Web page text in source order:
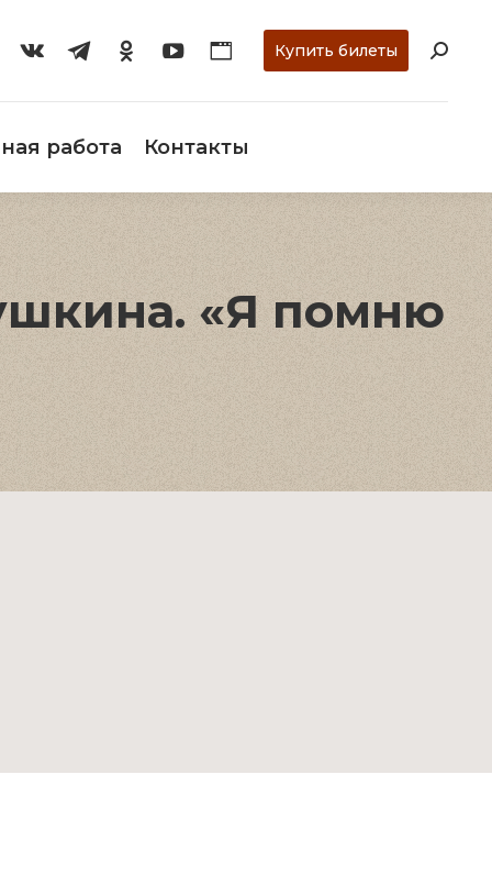
Купить билеты
работа Контакты
«Я помню
О музее Научная работа Контакты